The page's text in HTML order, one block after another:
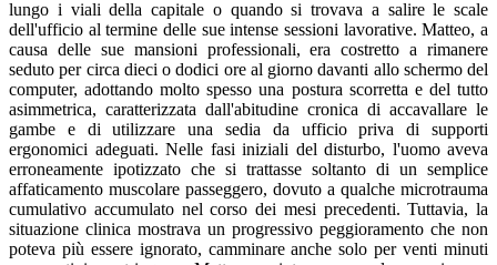
lungo i viali della capitale o quando si trovava a salire le scale
dell'ufficio al termine delle sue intense sessioni lavorative. Matteo, a
causa delle sue mansioni professionali, era costretto a rimanere
seduto per circa dieci o dodici ore al giorno davanti allo schermo del
computer, adottando molto spesso una postura scorretta e del tutto
asimmetrica, caratterizzata dall'abitudine cronica di accavallare le
gambe e di utilizzare una sedia da ufficio priva di supporti
ergonomici adeguati. Nelle fasi iniziali del disturbo, l'uomo aveva
erroneamente ipotizzato che si trattasse soltanto di un semplice
affaticamento muscolare passeggero, dovuto a qualche microtrauma
cumulativo accumulato nel corso dei mesi precedenti. Tuttavia, la
situazione clinica mostrava un progressivo peggioramento che non
poteva più essere ignorato, camminare anche solo per venti minuti